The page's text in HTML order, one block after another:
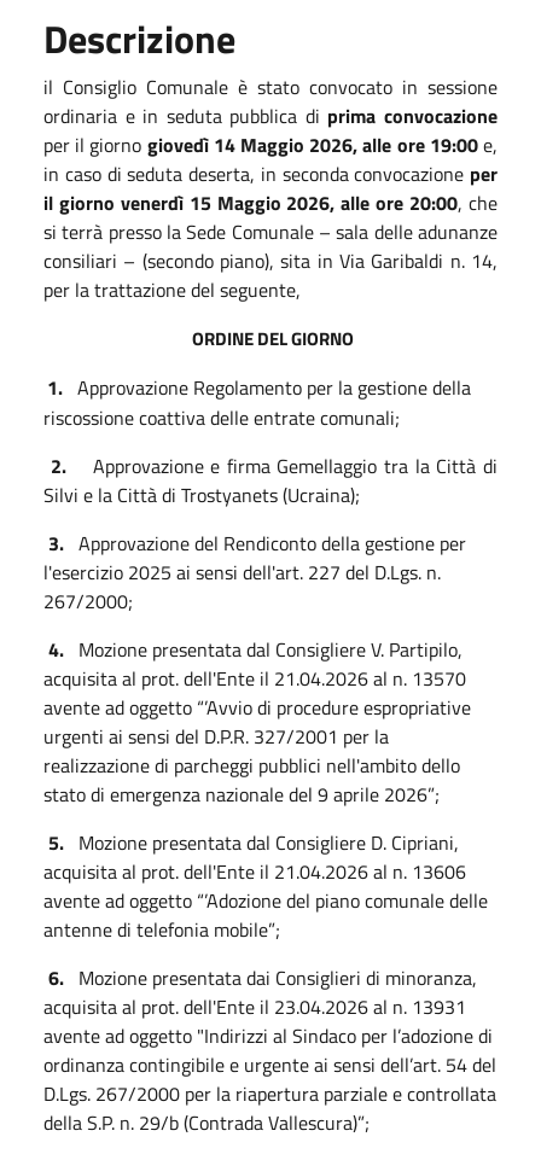
Descrizione
il Consiglio Comunale è stato convocato in sessione
ordinaria e in seduta pubblica di prima convocazione
per il giorno giovedì 14 Maggio 2026, alle ore 19:00e,
in caso di seduta deserta, in seconda convocazione per
il giorno venerdì 15 Maggio 2026, alle ore 20:00, che
si terrà presso la Sede Comunale – sala delle adunanze
consiliari – (secondo piano), sita in Via Garibaldi n. 14,
per la trattazione del seguente,
ORDINE DEL GIORNO
1. Approvazione Regolamento per la gestione della
riscossione coattiva delle entrate comunali;
2.
Approvazione e firma Gemellaggio tra la Città di
Silvi e la Città di Trostyanets (Ucraina);
3. Approvazione del Rendiconto della gestione per
l'esercizio 2025 ai sensi dell'art. 227 del D.Lgs. n.
267/2000;
4. Mozione presentata dal Consigliere V. Partipilo,
acquisita al prot. dell'Ente il 21.04.2026 al n. 13570
avente ad oggetto “’Avvio di procedure espropriative
urgenti ai sensi del D.P.R. 327/2001 per la
realizzazione di parcheggi pubblici nell'ambito dello
stato di emergenza nazionale del 9 aprile 2026”;
5. Mozione presentata dal Consigliere D. Cipriani,
acquisita al prot. dell'Ente il 21.04.2026 al n. 13606
avente ad oggetto “’Adozione del piano comunale delle
antenne di telefonia mobile”;
6. Mozione presentata dai Consiglieri di minoranza,
acquisita al prot. dell'Ente il 23.04.2026 al n. 13931
avente ad oggetto "Indirizzi al Sindaco per l’adozione di
ordinanza contingibile e urgente ai sensi dell’art. 54 del
D.Lgs. 267/2000 per la riapertura parziale e controllata
della S.P. n. 29/b (Contrada Vallescura)”;